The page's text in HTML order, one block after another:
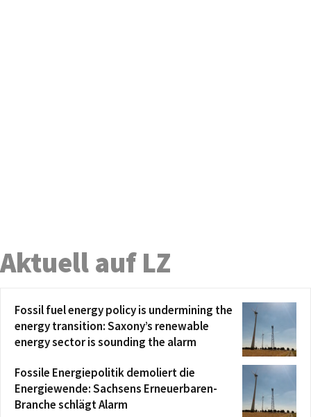
Aktuell auf LZ
Fossil fuel energy policy is undermining the
energy transition: Saxony’s renewable
energy sector is sounding the alarm
Fossile Energiepolitik demoliert die
Energiewende: Sachsens Erneuerbaren-
Branche schlägt Alarm